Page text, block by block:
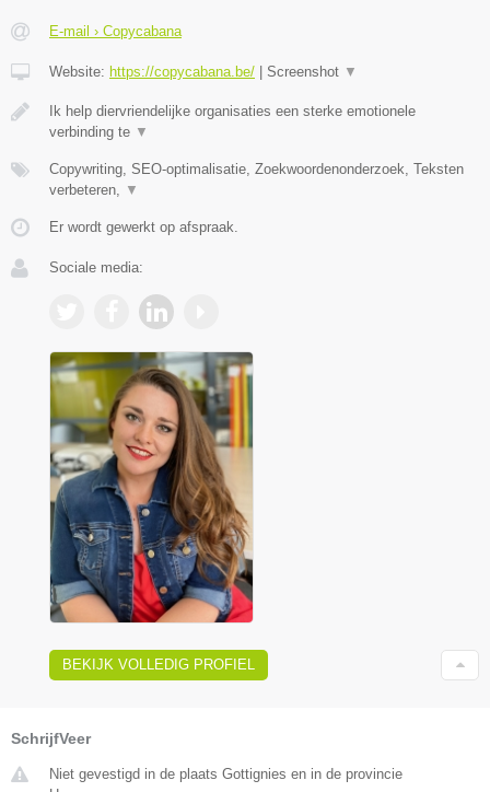
E-mail › Copycabana
Website: https://copycabana.be/ Screenshot ▼
Ik help diervriendelijke organisaties een sterke emotionele
verbinding te ▼
Copywriting, SEO-optimalisatie, Zoekwoordenonderzoek, Teksten
verbeteren,
▼
Er wordt gewerkt op afspraak.
Sociale media:
BEKIJK VOLLEDIG PROFIEL
SchrijfVeer
Niet gevestigd in de plaats Gottignies en in de provincie